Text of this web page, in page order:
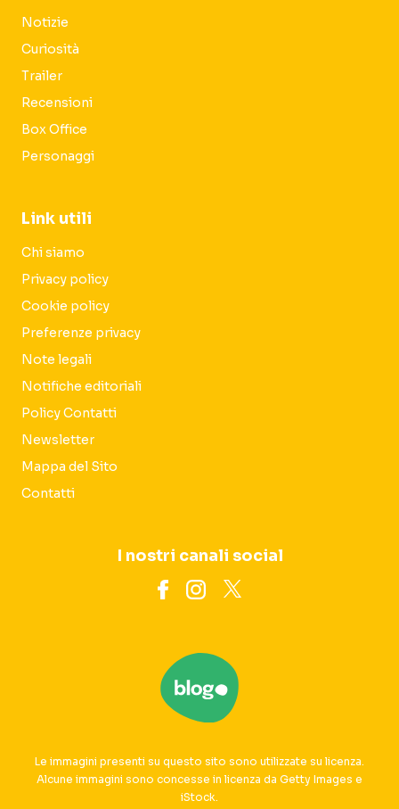
Notizie
Curiosità
Trailer
Recensioni
Box Office
Personaggi
Link utili
Chi siamo
Privacy policy
Cookie policy
Preferenze privacy
Note legali
Notifiche editoriali
Policy Contatti
Newsletter
Mappa del Sito
Contatti
I nostri canali social
Le immagini presenti su questo sito sono utilizzate su licenza.
Alcune immagini sono concesse in licenza da Getty Images e
iStock.